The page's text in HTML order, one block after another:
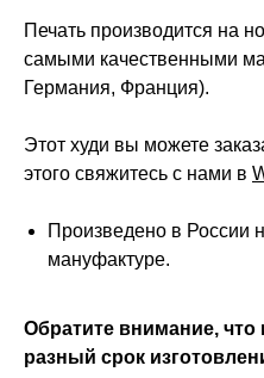
Печать производится на
самыми качественными
Германия, Франция).
Этот худи вы можете
этого свяжитесь с нами в
Произведено в России
мануфактуре.
Обратите внимание, что
разный срок